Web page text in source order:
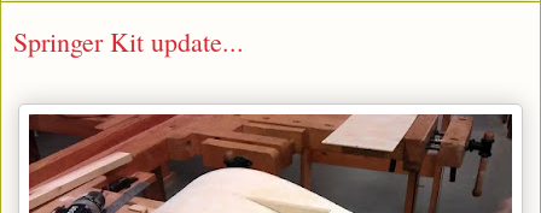
Springer Kit update...